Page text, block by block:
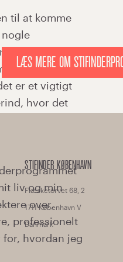
LÆS MERE OM
STIFINDER KØBENHAVN
Flæsketorvet 68, 2
1711 København V
Danmark